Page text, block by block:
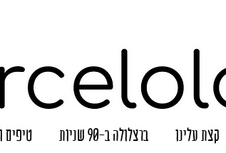
קצת עלינו ברצלולה ב-90 שניות טיפים